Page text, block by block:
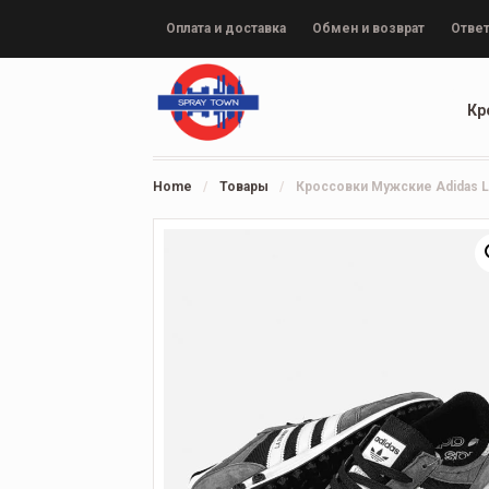
Оплата и доставка Обмен и возврат
Home / Товары / Кроссовки Мужские Adidas